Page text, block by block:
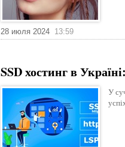
28 июля 2024 13:59
SSD хостинг в
У